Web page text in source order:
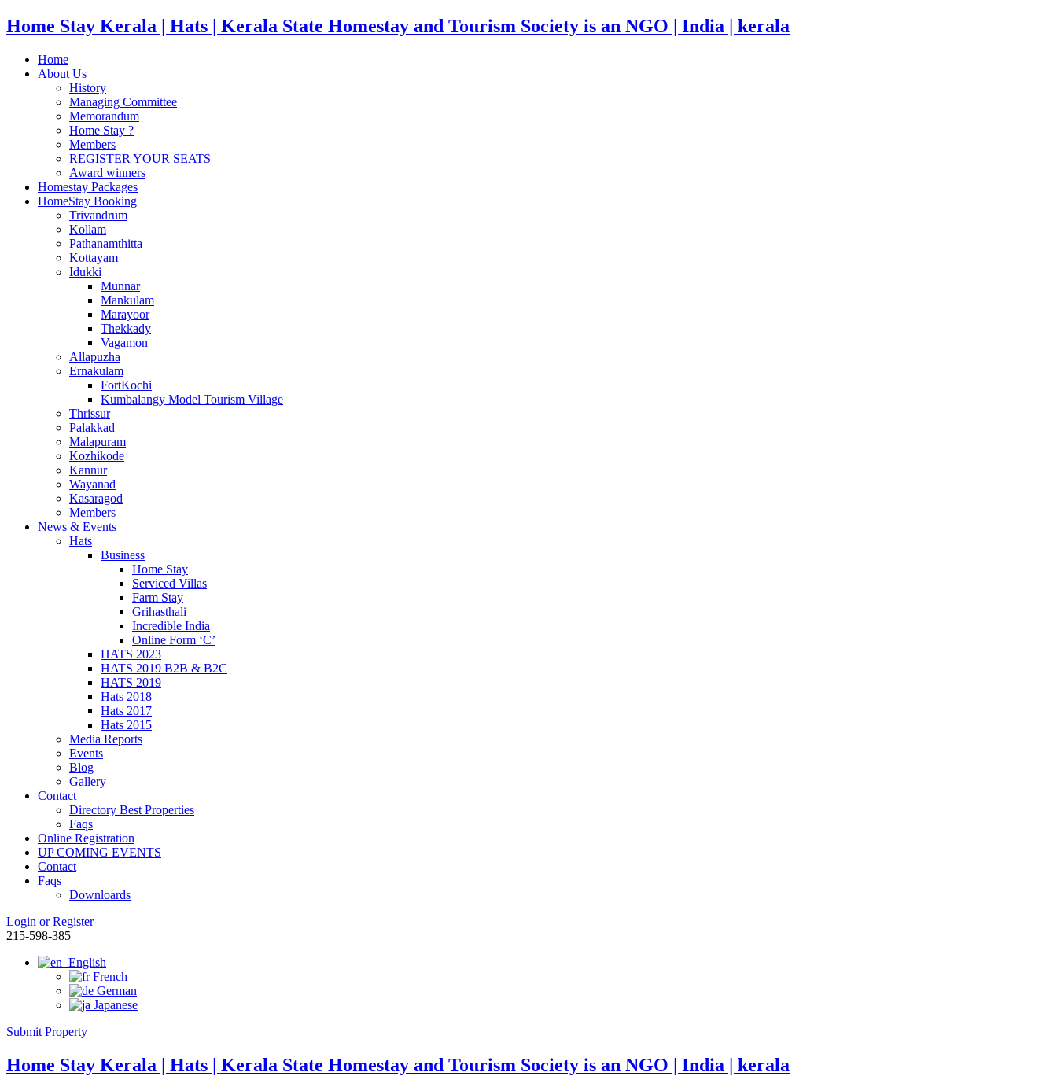
Home Stay Kerala | Hats | Kerala State Homestay and Tourism Society is an NGO | India | kerala
Home
About Us
History
Managing Committee
Memorandum
Home Stay ?
Members
REGISTER YOUR SEATS
Award winners
Homestay Packages
HomeStay Booking
Trivandrum
Kollam
Pathanamthitta
Kottayam
Idukki
Munnar
Mankulam
Marayoor
Thekkady
Vagamon
Allapuzha
Ernakulam
FortKochi
Kumbalangy Model Tourism Village
Thrissur
Palakkad
Malapuram
Kozhikode
Kannur
Wayanad
Kasaragod
Members
News & Events
Hats
Business
Home Stay
Serviced Villas
Farm Stay
Grihasthali
Incredible India
Online Form ‘C’
HATS 2023
HATS 2019 B2B & B2C
HATS 2019
Hats 2018
Hats 2017
Hats 2015
Media Reports
Events
Blog
Gallery
Contact
Directory Best Properties
Faqs
Online Registration
UP COMING EVENTS
Contact
Faqs
Downloards
Login or Register
215-598-385
English
French
German
Japanese
Submit Property
Home Stay Kerala | Hats | Kerala State Homestay and Tourism Society is an NGO | India | kerala